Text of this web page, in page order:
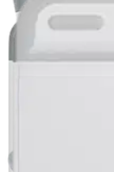
Avaa kuva suurempana
Avaa kuva suurempana
Avaa kuva suurempana
Karusellin nuolipainikkeet